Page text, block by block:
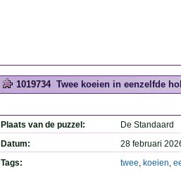
1019734 Twee koeien in eenzelfde
Plaats van de puzzel:
De Standaard
Datum:
28 februari
Tags:
twee, koeien,